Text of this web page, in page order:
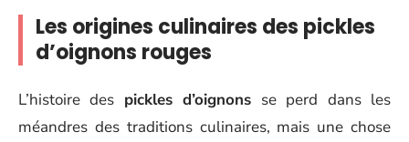
Les origines culinaires des pickles
d’oignons rouges
L’histoire des pickles d’oignons se perd dans les
méandres des traditions culinaires, mais une chose